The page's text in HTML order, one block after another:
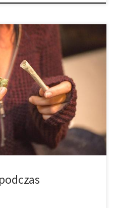
może pomóc w
Bez względu na to,
czymś, czego musisz się
przed udaniem się do
osób już wypróbowało, ale
kannabinoid